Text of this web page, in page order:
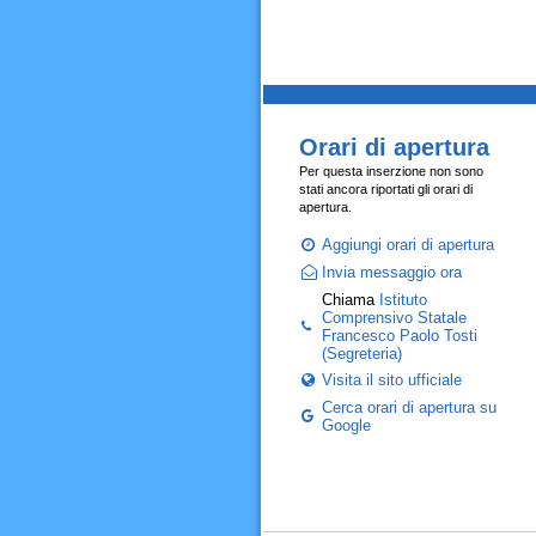
Orari di apertura
Per questa inserzione non sono
stati ancora riportati gli orari di
apertura.
Aggiungi orari di apertura
Invia messaggio ora
Chiama Istituto
Comprensivo Statale
Francesco Paolo Tosti
(Segreteria)
Visita il sito ufficiale
Cerca orari di apertura su
Google